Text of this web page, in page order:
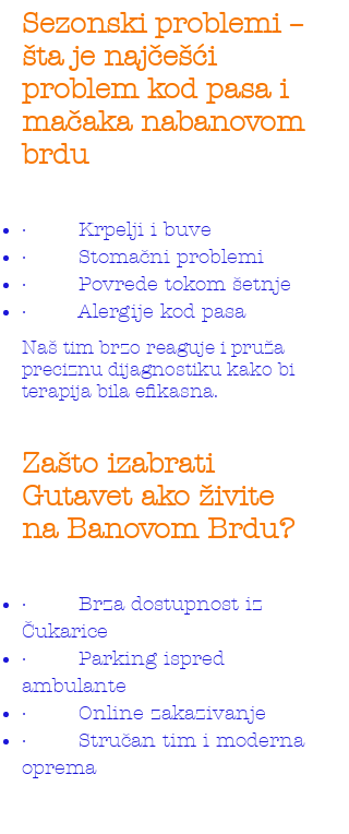
Sezonski problemi –
šta je najčešći
problem kod pasa i
mačaka nabanovom
brdu
· Krpelji i buve
· Stomačni problemi
· Povrede tokom šetnje
· Alergije kod pasa
Naš tim brzo reaguje i pruža
preciznu dijagnostiku kako bi
terapija bila efikasna.
Zašto izabrati
Gutavet ako živite
na Banovom Brdu?
· Brza dostupnost iz
Čukarice
· Parking ispred
ambulante
· Online zakazivanje
· Stručan tim i moderna
oprema